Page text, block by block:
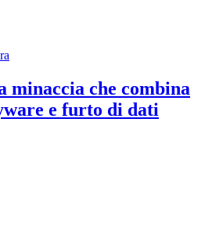
minaccia che combina
e furto di dati